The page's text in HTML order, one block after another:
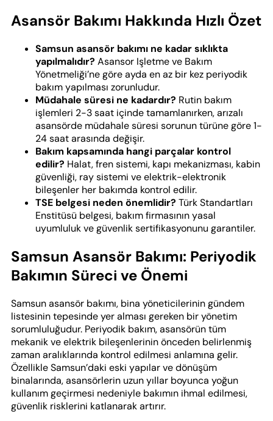
Asansör Bakımı Hakkında Hızlı Özet
Samsun asansör bakımı ne kadar sıklıkta
yapılmalıdır? Asansor Işletme ve Bakım
Yönetmeliği’ne göre ayda en az bir kez periyodik
bakım yapılması zorunludur.
Müdahale süresi ne kadardır? Rutin bakım
işlemleri 2-3 saat içinde tamamlanırken, arızalı
asansörde müdahale süresi sorunun türüne göre 1-
24 saat arasında değişir.
Bakım kapsamında hangi parçalar kontrol
edilir? Halat, fren sistemi, kapı mekanizması, kabin
güvenliği, ray sistemi ve elektrik-elektronik
bileşenler her bakımda kontrol edilir.
TSE belgesi neden önemlidir? Türk Standartları
Enstitüsü belgesi, bakım firmasının yasal
uyumluluk ve güvenlik sertifikasyonunu garantiler.
Samsun Asansör Bakımı: Periyodik
Bakımın Süreci ve Önemi
Samsun asansör bakımı, bina yöneticilerinin gündem
listesinin tepesinde yer alması gereken bir yönetim
sorumluluğudur. Periyodik bakım, asansörün tüm
mekanik ve elektrik bileşenlerinin önceden belirlenmiş
zaman aralıklarında kontrol edilmesi anlamına gelir.
Özellikle Samsun’daki eski yapılar ve dönüşüm
binalarında, asansörlerin uzun yıllar boyunca yoğun
kullanım geçirmesi nedeniyle bakımın ihmal edilmesi,
güvenlik risklerini katlanarak artırır.